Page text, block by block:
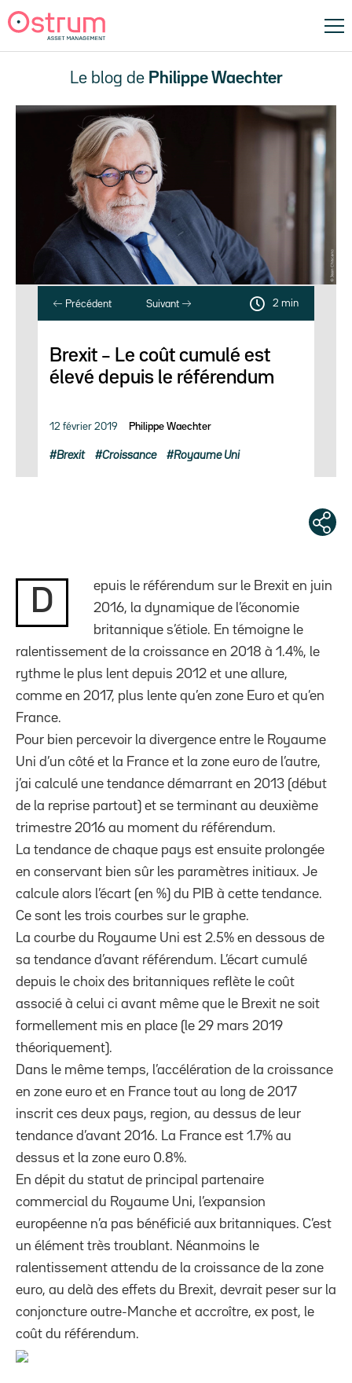
Le blog de Philippe Waechter
Précédent Suivant 2 min
Brexit – Le coût cumulé est
élevé depuis le référendum
12 février 2019 Philippe Waechter
Brexit Croissance Royaume Uni
D
epuis le référendum sur le Brexit en juin
2016, la dynamique de l’économie
britannique s’étiole. En témoigne le
ralentissement de la croissance en 2018 à 1.4%, le
rythme le plus lent depuis 2012 et une allure,
comme en 2017, plus lente qu’en zone Euro et qu’en
France.
Pour bien percevoir la divergence entre le Royaume
Uni d’un côté et la France et la zone euro de l’autre,
j’ai calculé une tendance démarrant en 2013 (début
de la reprise partout) et se terminant au deuxième
trimestre 2016 au moment du référendum.
La tendance de chaque pays est ensuite prolongée
en conservant bien sûr les paramètres initiaux. Je
calcule alors l’écart (en %) du PIB à cette tendance.
Ce sont les trois courbes sur le graphe.
La courbe du Royaume Uni est 2.5% en dessous de
sa tendance d’avant référendum. L’écart cumulé
depuis le choix des britanniques reflète le coût
associé à celui ci avant même que le Brexit ne soit
formellement mis en place (le 29 mars 2019
théoriquement).
Dans le même temps, l’accélération de la croissance
en zone euro et en France tout au long de 2017
inscrit ces deux pays, region, au dessus de leur
tendance d’avant 2016. La France est 1.7% au
dessus et la zone euro 0.8%.
En dépit du statut de principal partenaire
commercial du Royaume Uni, l’expansion
européenne n’a pas bénéficié aux britanniques. C’est
un élément très troublant. Néanmoins le
ralentissement attendu de la croissance de la zone
euro, au delà des effets du Brexit, devrait peser sur la
conjoncture outre-Manche et accroître, ex post, le
coût du référendum.